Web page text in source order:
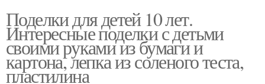
Поделки для детей 10 лет.
Интересные поделки с детьми
своими руками из бумаги и
картона, лепка из соленого теста,
пластилина